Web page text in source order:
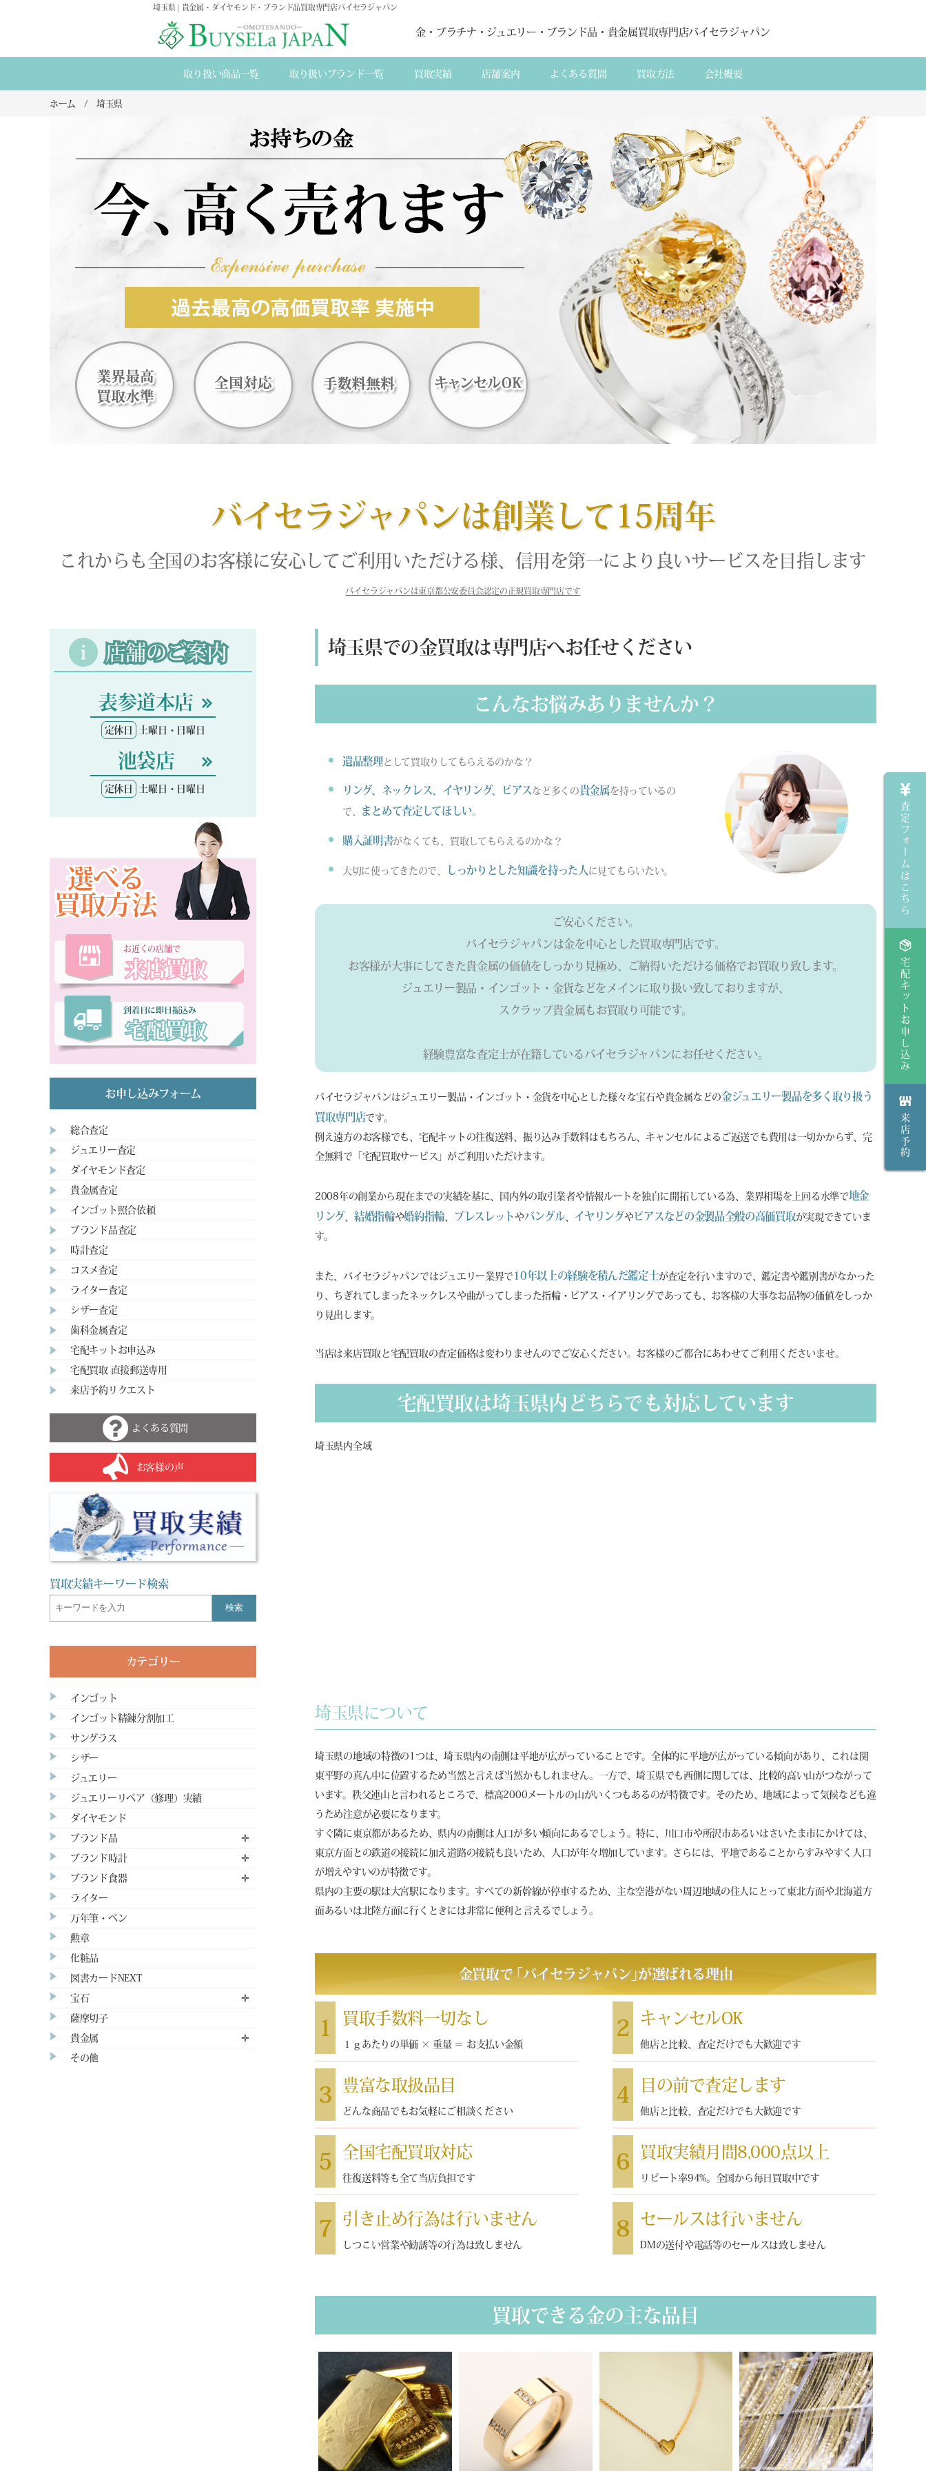
埼玉県 | 貴金属・ダイヤモンド・ブランド品買取専門店バイセラジャパン
金・プラチナ・ジュエリー・ブランド品・貴金属買取専門店バイセラジャパン
取り扱い商品一覧 取り扱いブランド一覧 買取実績 店舗案内 よくある質間 買取方法 会社概要
ホーム 埼玉県
バイセラジャパンは創業して15周年
これからも全国のお客様に安心してご利用いただける様、信用を第一により良いサービスを目指します
バイセラジャパンは東京都公安委員会認定の正規買取専門店です
埼玉県での金買取は専門店へお任せください
こんなお悩みありませんか？
遺品整理として買取りしてもらえるのかな？
リング、ネックレス、イヤリング、ピアスなど多くの貴金属を持っているの
で、 まとめて査定してほしい。
購入証明書がなくても、買取してもらえるのかな？
大切に使ってきたので、 しっかりとした知識を持った人 に見てもらいたい。
ご安心ください。
バイセラジャパンは金を中心とした買取専門店です。
お客様が大事にしてきた貴金属の価値をしっかり見極め、ご納得いただける価格でお買取り致します。
ジュエリー製品・インゴット・金貨などをメインに取り扱い致しておりますが、
スクラップ貴金属もお買取り可能です。
経験豊富な査定士が在籍しているバイセラジャパンにお任せください。
バイセラジャパンはジュエリー製品・インゴット・金貨を中心とした様々な宝石や貴金属などの金ジュエリー製品を多く取り扱う
買取専門店です。
例え遠方のお客様でも、宅配キットの往復送料、振り込み手数料はもちろん、キャンセルによるご返送でも費用は一切かからず、完
全無料で「宅配買取サービス」がご利用いただけます。
2008年の創業から現在までの実績を基に、国内外の取引業者や情報ルートを独自に開拓している為、業界相場を上回る水準で地金
リング
結婚指輪や婚約指輪 ブレスレット やバングル、 イヤリングやピアスなどの金製品全般の高価買取が実現できていま
す。
また、バイセラジャパンではジュエリー業界で 10年以上の経験を積んだ鑑定士が査定を行いますので、鑑定書や鑑別書がなかった
り、ちぎれてしまったネックレスや曲がってしまった指輪・ピアス・イアリングであっても、お客様の大事なお品物の価値をしっか
り見出します。
当店は来店買取と宅配買取の査定価格は変わりませんのでご安心ください。お客様のご都合にあわせてご利用くださいませ。
宅配買取は埼玉県内どちらでも対応しています
埼玉県内全域
埼玉県について
埼玉県の地域の特徴の1つは、埼玉県内の南側は平地が広がっていることです。全体的に平地が広がっている傾向があり、これは関
東平野の真ん中に位置するため当然と言えば当然かもしれません。一方で、埼玉県でも西側に関しては、比較的高い山がつながって
います。秩父連山と言われるところで、標高2000メートルの山がいくつもあるのが特徴です。そのため、地域によって気候なども違
うため注意が必要になります。
すぐ隣に東京都があるため、県内の南側は人口が多い傾向にあるでしょう。特に、川口市や所沢市あるいはさいたま市にかけては、
東京方面との鉄道の接続に加え道路の接続も良いため、人口が年々増加しています。さらには、平地であることからすみやすく人口
が増えやすいのが特徴です。
県内の主要の駅は大宮駅になります。すべての新幹線が停車するため、主な空港がない周辺地域の住人にとって東北方面や北海道方
面あるいは北陸方面に行くときには非常に便利と言えるでしょう。
金買取で ｢バイセラジャパン｣が選ばれる理由
1 買取手数料一切なし
１ｇあたりの単価 × 重量 ＝ お支払い金額
2 キャンセルOK
他店と比較、査定だけでも大歓迎です
3 豊富な取扱品目
どんな商品でもお気軽にご相談ください
4 目の前で査定します
他店と比較、査定だけでも大歓迎です
5 全国宅配買取対応
往復送料等も全て当店負担です
6 買取実績月間8,000点以上
リピート率94%。全国から毎日買取中です
7 引き止め行為は行いません
しつこい営業や勧誘等の行為は致しません
8 セールスは行いません
DMの送付や電話等のセールスは致しません
買取できる金の主な品目
店舗のご案内
表参道本店
定休日 土曜日・日曜日
池袋店
定休日 土曜日・日曜日
選べる
買取方法
お近くの店舗で
来店買取
到着日に即日振込み
宅配買取
お申し込みフォーム
総合査定
ジュエリー査定
ダイヤモンド査定
貴金属査定
インゴット照合依頼
ブランド品査定
時計査定
コスメ査定
ライター査定
シザー査定
歯科金属査定
宅配キットお申込み
宅配買取 直接郵送専用
来店予約リクエスト
よくある質問
お客様の声
買取実績キーワード検索
検索
カテゴリー
インゴット
インゴット精錬分割加工
サングラス
シザー
ジュエリー
ジュエリーリペア（修理）実績
ダイヤモンド
ブランド品 ✛
ブランド時計 ✛
ブランド食器 ✛
ライター
万年筆・ペン
勲章
化粧品
図書カードNEXT
宝石 ✛
薩摩切子
貴金属 ✛
その他
査定フォームはこちら
宅配キットお申し込み
来店予約